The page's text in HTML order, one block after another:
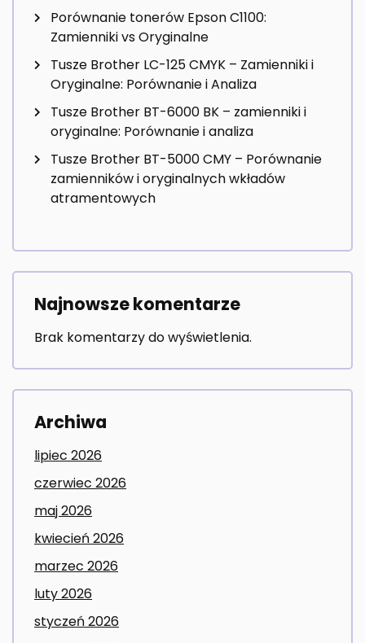
Porównanie tonerów Epson C1100:
Zamienniki vs Oryginalne
Tusze Brother LC-125 CMYK – Zamienniki i
Oryginalne: Porównanie i Analiza
Tusze Brother BT-6000 BK – zamienniki i
oryginalne: Porównanie i analiza
Tusze Brother BT-5000 CMY – Porównanie
zamienników i oryginalnych wkładów
atramentowych
Najnowsze komentarze
Brak komentarzy do wyświetlenia.
Archiwa
lipiec 2026
czerwiec 2026
maj 2026
kwiecień 2026
marzec 2026
luty 2026
styczeń 2026